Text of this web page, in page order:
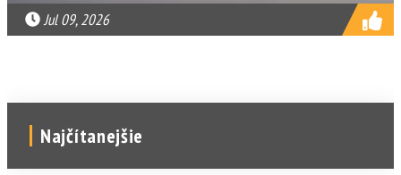
Jul 09, 2026
Najčítanejšie